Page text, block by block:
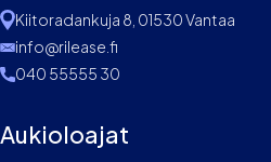
Kiitoradankuja 8, 01530 Vantaa
info@rilease.fi
040 55555 30
Aukioloajat